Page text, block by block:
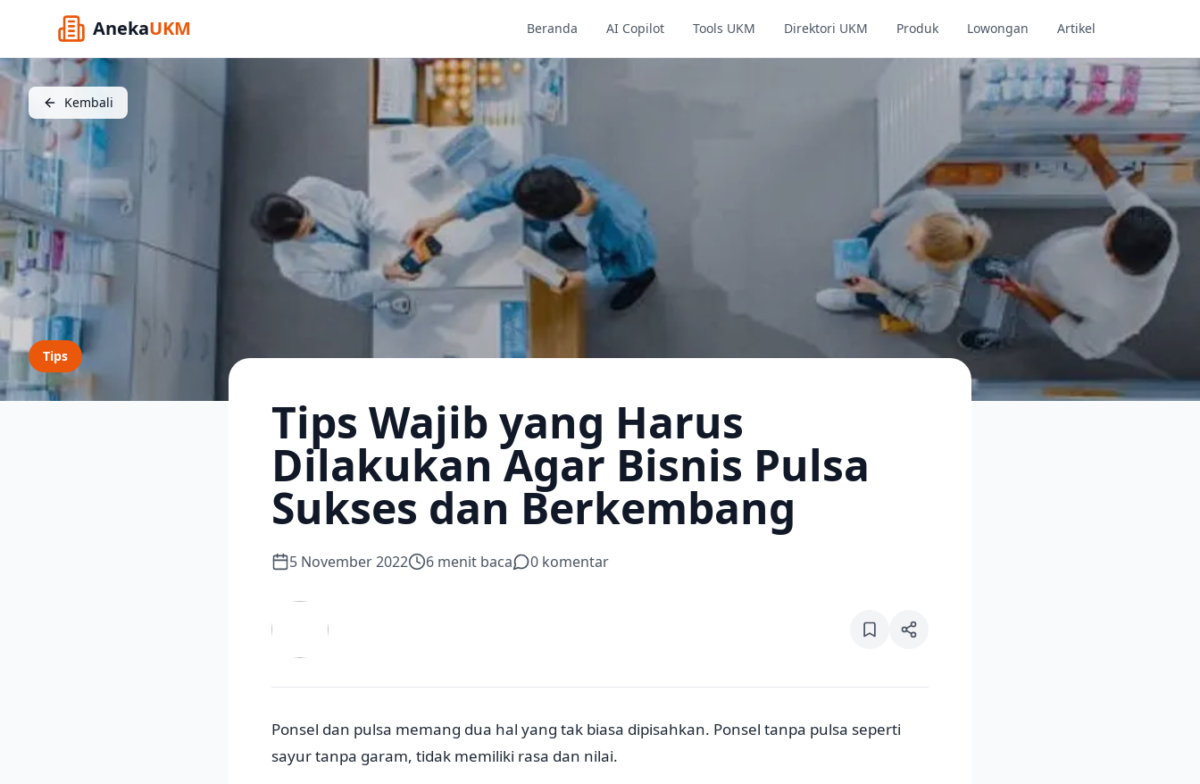
AnekaUKM Beranda AI Copilot Tools UKM Direktori UKM Produk Lowongan Artikel
Kembali
Tips
Tips Wajib yang Harus
Dilakukan Agar Bisnis Pulsa
Sukses dan Berkembang
5 November 2022 6 menit baca 0 komentar
Ponsel dan pulsa memang dua hal yang tak biasa dipisahkan. Ponsel tanpa pulsa seperti
sayur tanpa garam, tidak memiliki rasa dan nilai.